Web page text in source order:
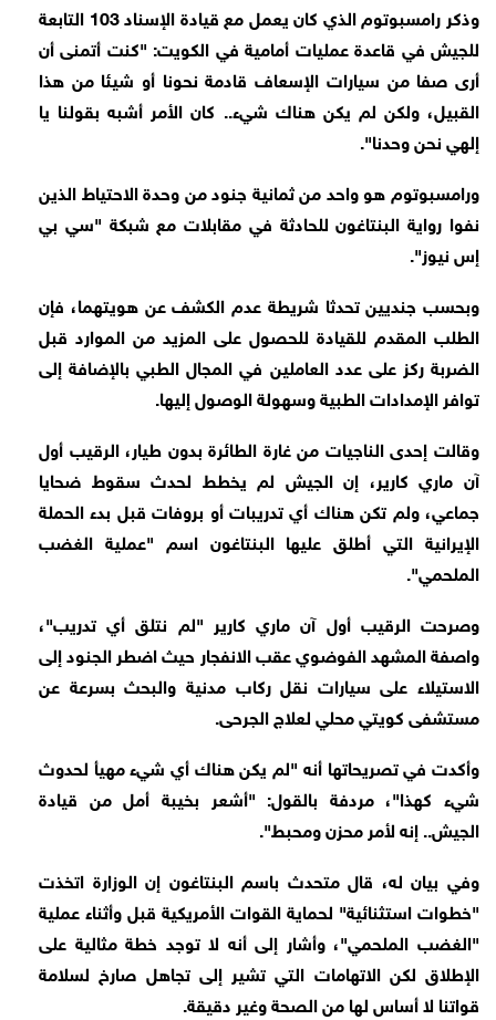
وذكر رامسبوتوم الذي كان يعمل مع قيادة الإسناد 103 التابعة
للجيش في قاعدة عمليات أمامية في الكويت: "كنت أتمنى أن
أرى صفا من سيارات الإسعاف قادمة نحونا أو شيئا من هذا
القبيل، ولكن لم يكن هناك شيء.. كان الأمر أشبه بقولنا يا
إلهي نحن وحدنا".
ورامسبوتوم هو واحد من ثمانية جنود من وحدة الاحتياط الذين
نفوا رواية البنتاغون للحادثة في مقابلات مع شبكة "سي بي
إس نيوز".
وبحسب جنديين تحدثا شريطة عدم الكشف عن هويتهما، فإن
الطلب المقدم للقيادة للحصول على المزيد من الموارد قبل
الضربة ركز على عدد العاملين في المجال الطبي بالإضافة إلى
توافر الإمدادات الطبية وسهولة الوصول إليها.
وقالت إحدى الناجيات من غارة الطائرة بدون طيار، الرقيب أول
آن ماري كارير، إن الجيش لم يخطط لحدث سقوط ضحايا
جماعي، ولم تكن هناك أي تدريبات أو بروفات قبل بدء الحملة
الإيرانية التي أطلق عليها البنتاغون اسم "عملية الغضب
الملحمي".
وصرحت الرقيب أول آن ماري كارير "لم نتلق أي تدريب"،
واصفة المشهد الفوضوي عقب الانفجار حيث اضطر الجنود إلى
الاستيلاء على سيارات نقل ركاب مدنية والبحث بسرعة عن
مستشفى كويتي محلي لعلاج الجرحى.
وأكدت في تصريحاتها أنه "لم يكن هناك أي شيء مهيأ لحدوث
شيء كهذا"، مردفة بالقول: "أشعر بخيبة أمل من قيادة
الجيش.. إنه لأمر محزن ومحبط".
وفي بيان له، قال متحدث باسم البنتاغون إن الوزارة اتخذت
"خطوات استثنائية" لحماية القوات الأمريكية قبل وأثناء عملية
"الغضب الملحمي"، وأشار إلى أنه لا توجد خطة مثالية على
الإطلاق لكن الاتهامات التي تشير إلى تجاهل صارخ لسلامة
قواتنا لا أساس لها من الصحة وغير دقيقة.